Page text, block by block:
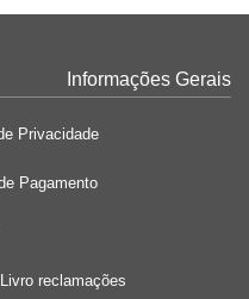
Informações Gerais
Privacidade
Pagamento
Livro reclamações